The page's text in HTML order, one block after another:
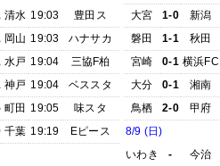
清水 19:03
豊田ス
岡山 19:03
ハナサカ
水戸 19:04
三協F柏
神戸 19:04
ベススタ
町田 19:05
味スタ
千葉 19:19
Eピース
大宮
1-0
新潟
磐田
1-1
秋田
宮崎
0-1 横浜FC
大分
0-1
湘南
鳥栖
2-0
甲府
8/9 (日)
いわき
-
今治